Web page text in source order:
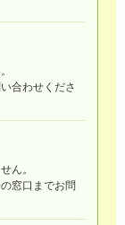
合わせくださ
ん。
窓口までお問